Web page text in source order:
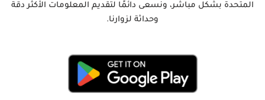
المتحدة بشكل مباشر، ونسعى دائمًا لتقديم المعلومات الأكثر دقة
وحداثة لزوارنا.